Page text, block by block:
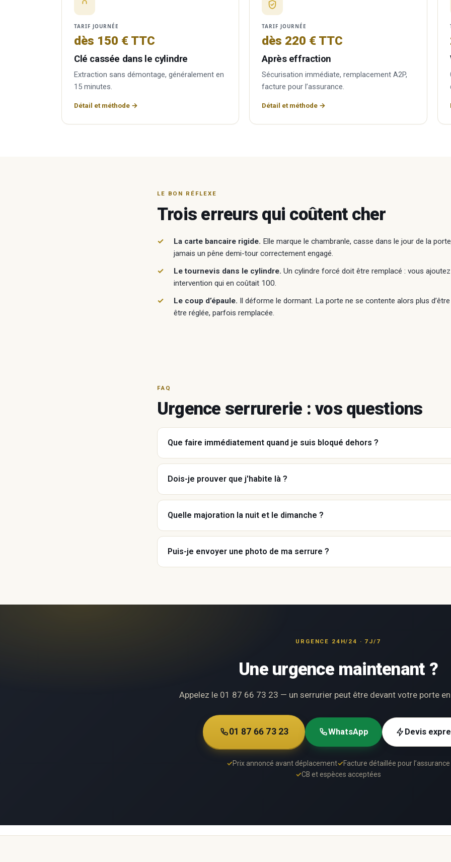
TARIF JOURNÉE
dès 150 € TTC
Clé cassée dans le cylindre
Extraction sans démontage, généralement en
15 minutes.
Détail et méthode →
TARIF JOURNÉE
dès 220 € TTC
Après effraction
Sécurisation immédiate, remplacement A2P,
facture pour l’assurance.
Détail et méthode →
LE BON RÉFLEXE
Trois erreurs qui coûtent cher
La carte bancaire rigide. Elle marque le chambranle, casse dans le jour de la
jamais un pêne demi-tour correctement engagé.
Le tournevis dans le cylindre. Un cylindre forcé doit être remplacé : vous
intervention qui en coûtait 100.
Le coup d’épaule. Il déforme le dormant. La porte ne se contente alors plus
être réglée, parfois remplacée.
FAQ
Urgence serrurerie : vos questions
Que faire immédiatement quand je suis bloqué dehors ?
Dois-je prouver que j'habite là ?
Quelle majoration la nuit et le dimanche ?
Puis-je envoyer une photo de ma serrure ?
URGENCE 24H/24 · 7J/7
Une urgence maintenant ?
Appelez le 01 87 66 73 23 — un serrurier peut être devant votre porte
01 87 66 73 23 WhatsApp Devis
✓Prix annoncé avant déplacement✓Facture détaillée pour l’assurance
✓CB et espèces acceptées